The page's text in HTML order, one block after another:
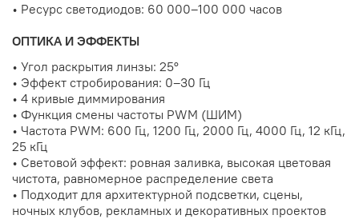
• Ресурс светодиодов: 60 000–100 000 часов
ОПТИКА И ЭФФЕКТЫ
• Угол раскрытия линзы: 25°
• Эффект стробирования: 0–30 Гц
• 4 кривые диммирования
• Функция смены частоты PWM (ШИМ)
• Частота PWM: 600 Гц, 1200 Гц, 2000 Гц, 4000 Гц, 12 кГц,
25 кГц
• Световой эффект: ровная заливка, высокая цветовая
чистота, равномерное распределение света
• Подходит для архитектурной подсветки, сцены,
ночных клубов, рекламных и декоративных проектов